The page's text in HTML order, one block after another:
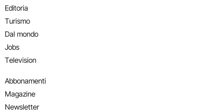
Editoria
Turismo
Dal mondo
Jobs
Television
Abbonamenti
Magazine
Newsletter